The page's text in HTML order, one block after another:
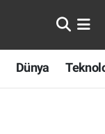
Dünya